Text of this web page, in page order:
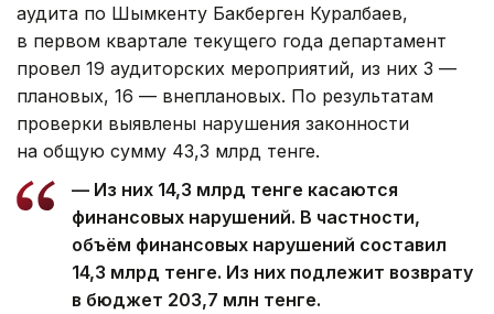
аудита по Шымкенту Бакберген Куралбаев,
в первом квартале текущего года департамент
провел 19 аудиторских мероприятий, из них 3 —
плановых, 16 — внеплановых. По результатам
проверки выявлены нарушения законности
на общую сумму 43,3 млрд тенге.
— Из них 14,3 млрд тенге касаются
финансовых нарушений. В частности,
объём финансовых нарушений составил
14,3 млрд тенге. Из них подлежит возврату
в бюджет 203,7 млн тенге.